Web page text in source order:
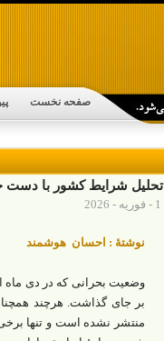
صفحه نخست
تحلیل شرایط کشور با دست
1 - فوریه - 2026
نوشتۀ : احسان هوشمند
بر جای گذاشت. هر‌چند
منتشر نشده است و تنها